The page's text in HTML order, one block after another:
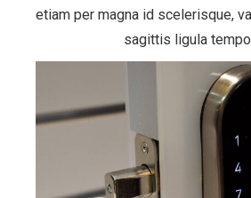
etiam per magna id scelerisque,
sagittis ligula